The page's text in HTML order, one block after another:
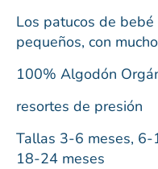
Los patucos de
pequeños, con
100% Algodón
resortes de presión
Tallas 3-6 meses,
18-24 meses